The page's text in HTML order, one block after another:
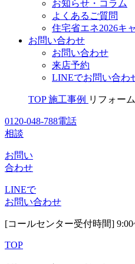
お知らせ・コラム
よくあるご質問
住宅省エネ2026キ
お問い合わせ
お問い合わせ
来店予約
LINEでお問い合わ
TOP 施工事例 リフォー
0120-048-788電話
相談
お問い
合わせ
LINEで
お問い合わせ
[コールセンター受付時間]
TOP